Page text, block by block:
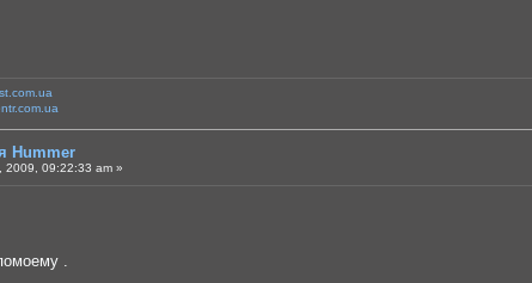
Hummer
2009, 09:22:33 am »
.